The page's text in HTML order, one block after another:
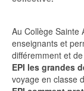
Au Collège Sainte
enseignants et
différemment et
EPI les grandes
voyage en classe